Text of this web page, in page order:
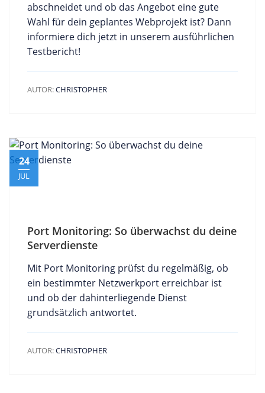
abschneidet und ob das Angebot eine gute
Wahl für dein geplantes Webprojekt ist? Dann
informiere dich jetzt in unserem ausführlichen
Testbericht!
AUTOR:CHRISTOPHER
24
JUL
Port Monitoring: So überwachst du deine
Serverdienste
Mit Port Monitoring prüfst du regelmäßig, ob
ein bestimmter Netzwerkport erreichbar ist
und ob der dahinterliegende Dienst
grundsätzlich antwortet.
AUTOR:CHRISTOPHER